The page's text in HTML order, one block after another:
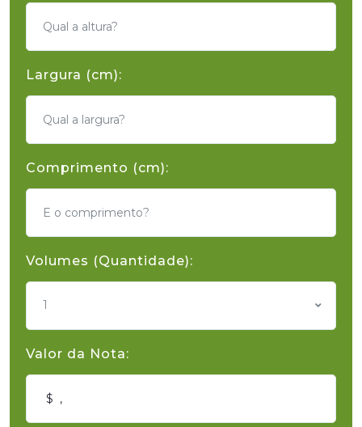
Largura (cm):
Comprimento (cm):
Volumes (Quantidade):
1
Valor da Nota: